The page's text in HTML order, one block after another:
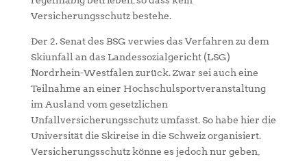
Versicherungsschutz bestehe.
Der 2. Senat des BSG verwies das Verfahren zu dem
Skiunfall an das Landessozialgericht (LSG)
Nordrhein-Westfalen zurück. Zwar sei auch eine
Teilnahme an einer Hochschulsportveranstaltung
im Ausland vom gesetzlichen
Unfallversicherungsschutz umfasst. So habe hier die
Universität die Skireise in die Schweiz organisiert.
Versicherungsschutz könne es jedoch nur geben,